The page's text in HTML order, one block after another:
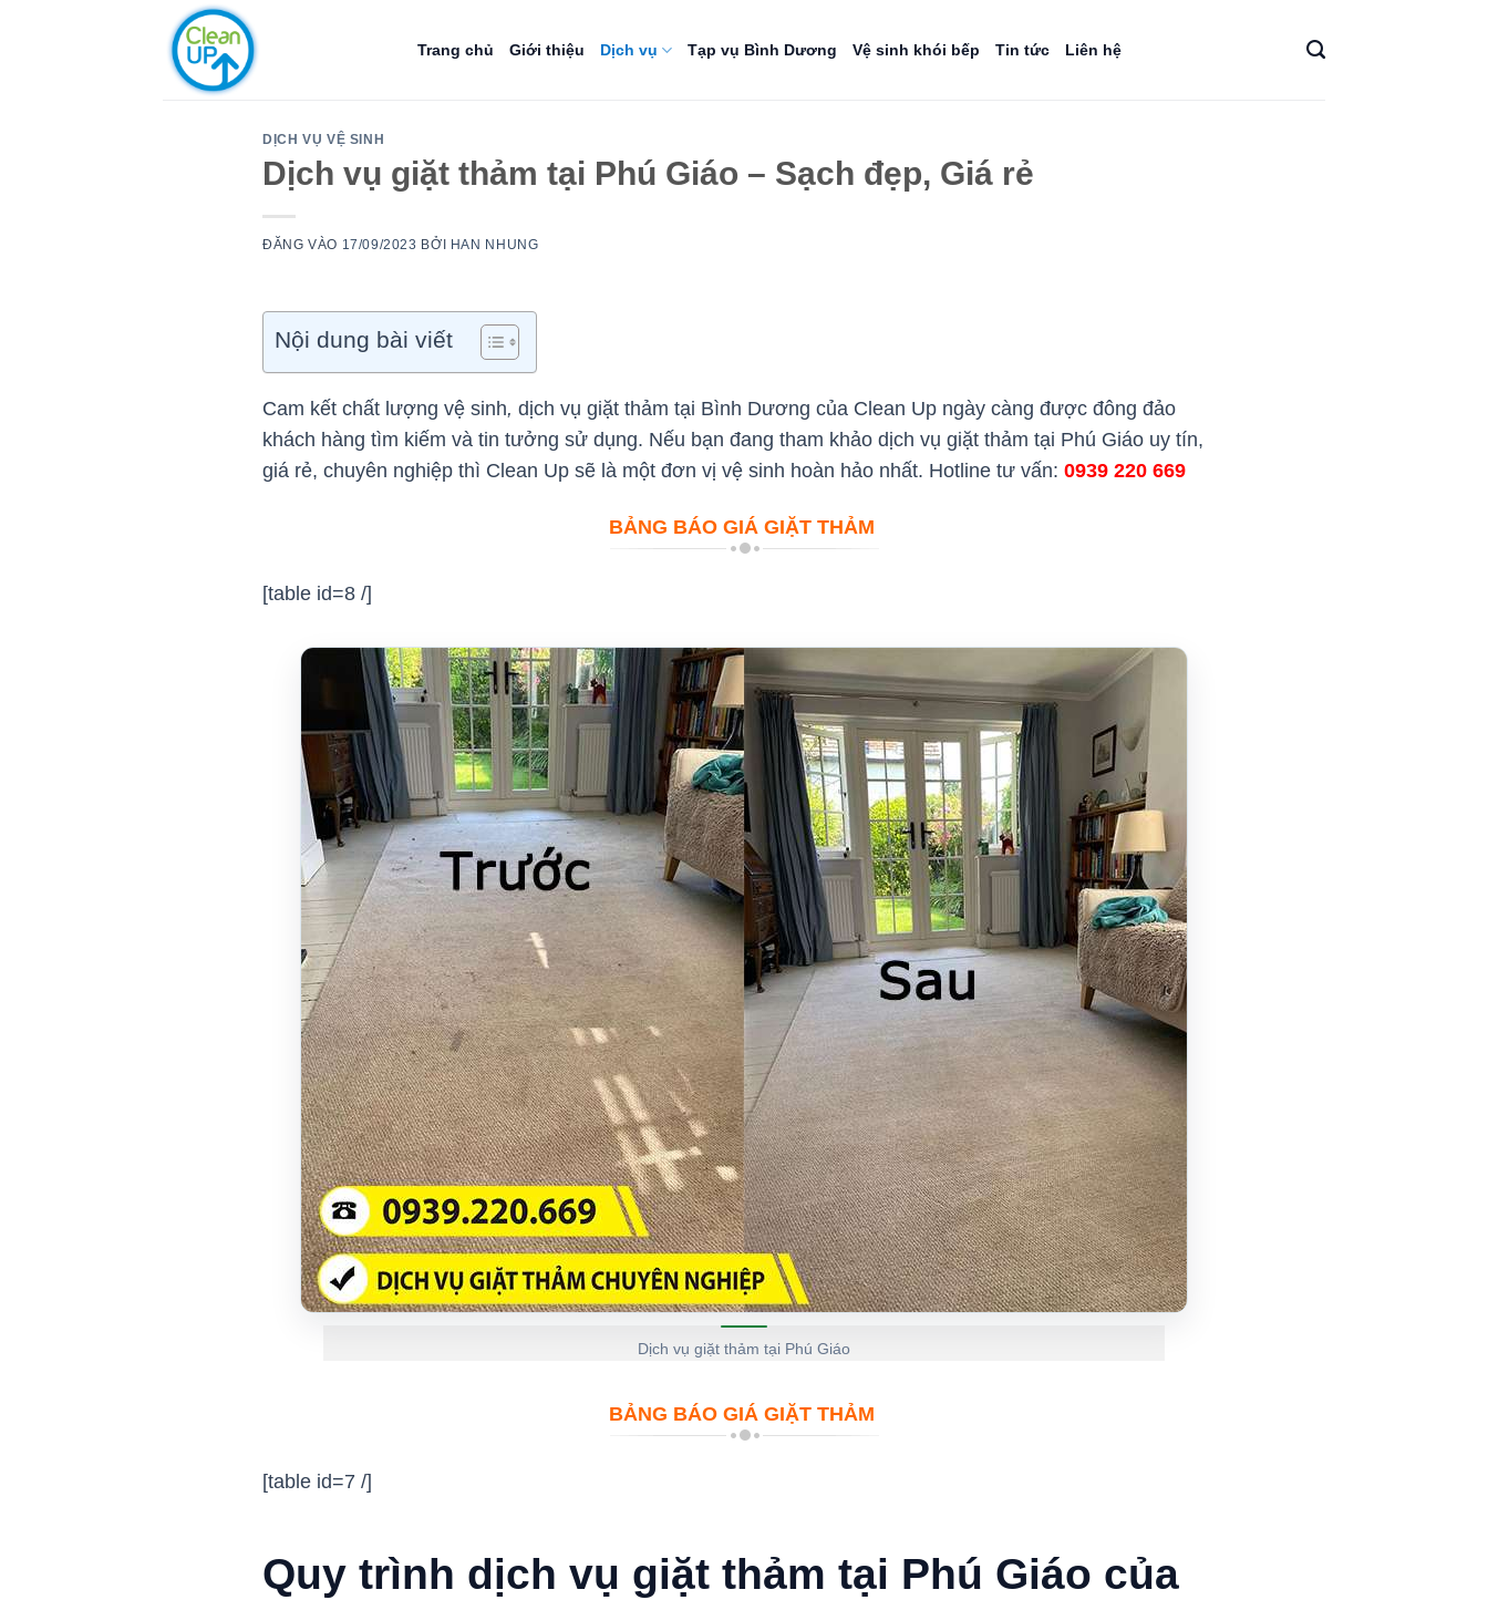
Trang chủ Giới thiệu Dịch vụ Tạp vụ Bình Dương Vệ sinh khói bếp Tin tức Liên hệ
DỊCH VỤ VỆ SINH
Dịch vụ giặt thảm tại Phú Giáo – Sạch đẹp, Giá rẻ
ĐĂNG VÀO 17/09/2023 BỞI HAN NHUNG
Nội dung bài viết
Cam kết chất lượng vệ sinh, dịch vụ giặt thảm tại Bình Dương của Clean Up ngày càng được đông đảo
khách hàng tìm kiếm và tin tưởng sử dụng. Nếu bạn đang tham khảo dịch vụ giặt thảm tại Phú Giáo uy tín,
giá rẻ, chuyên nghiệp thì Clean Up sẽ là một đơn vị vệ sinh hoàn hảo nhất. Hotline tư vấn: 0939 220 669
BẢNG BÁO GIÁ GIẶT THẢM
[table id=8 /]
Dịch vụ giặt thảm tại Phú Giáo
BẢNG BÁO GIÁ GIẶT THẢM
[table id=7 /]
Quy trình dịch vụ giặt thảm tại Phú Giáo của